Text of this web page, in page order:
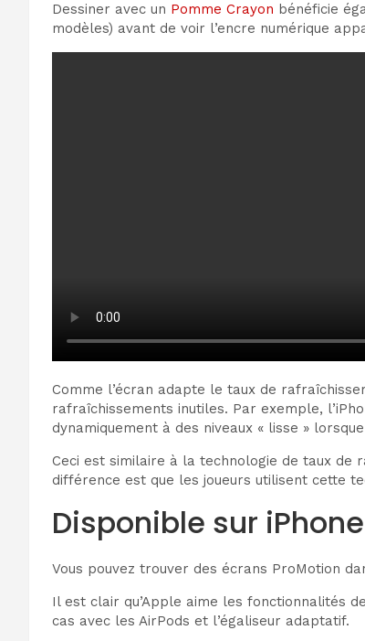
Dessiner avec un Pomme Crayon bénéficie
modèles) avant de voir l’encre numérique
Comme l’écran adapte le taux de
rafraîchissements inutiles. Par exemple,
dynamiquement à des niveaux « lisse »
Ceci est similaire à la technologie de taux
différence est que les joueurs utilisent cette
Disponible sur
Vous pouvez trouver des écrans ProMotion
Il est clair qu’Apple aime les fonctionnalités
cas avec les AirPods et l’égaliseur adaptatif.